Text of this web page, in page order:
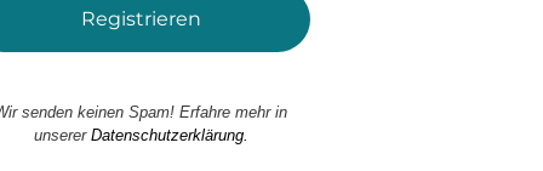
senden keinen Spam! Erfahre mehr in
unserer Datenschutzerklärung.